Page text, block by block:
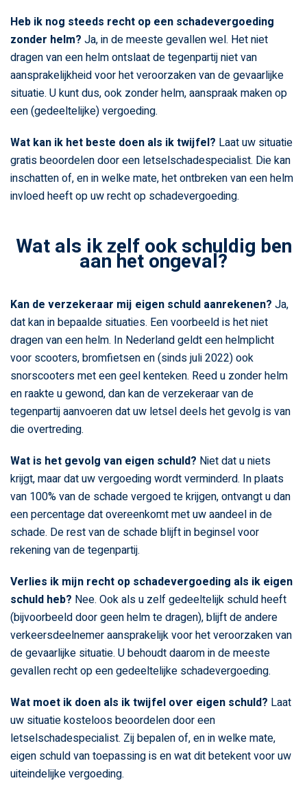
Heb ik nog steeds recht op een schadevergoeding
zonder helm? Ja, in de meeste gevallen wel. Het niet
dragen van een helm ontslaat de tegenpartij niet van
aansprakelijkheid voor het veroorzaken van de gevaarlijke
situatie. U kunt dus, ook zonder helm, aanspraak maken op
een (gedeeltelijke) vergoeding.
Wat kan ik het beste doen als ik twijfel? Laat uw situatie
gratis beoordelen door een letselschadespecialist. Die kan
inschatten of, en in welke mate, het ontbreken van een helm
invloed heeft op uw recht op schadevergoeding.
Wat als ik zelf ook schuldig ben
aan het ongeval?
Kan de verzekeraar mij eigen schuld aanrekenen? Ja,
dat kan in bepaalde situaties. Een voorbeeld is het niet
dragen van een helm. In Nederland geldt een helmplicht
voor scooters, bromfietsen en (sinds juli 2022) ook
snorscooters met een geel kenteken. Reed u zonder helm
en raakte u gewond, dan kan de verzekeraar van de
tegenpartij aanvoeren dat uw letsel deels het gevolg is van
die overtreding.
Wat is het gevolg van eigen schuld? Niet dat u niets
krijgt, maar dat uw vergoeding wordt verminderd. In plaats
van 100% van de schade vergoed te krijgen, ontvangt u dan
een percentage dat overeenkomt met uw aandeel in de
schade. De rest van de schade blijft in beginsel voor
rekening van de tegenpartij.
Verlies ik mijn recht op schadevergoeding als ik eigen
schuld heb? Nee. Ook als u zelf gedeeltelijk schuld heeft
(bijvoorbeeld door geen helm te dragen), blijft de andere
verkeersdeelnemer aansprakelijk voor het veroorzaken van
de gevaarlijke situatie. U behoudt daarom in de meeste
gevallen recht op een gedeeltelijke schadevergoeding.
Wat moet ik doen als ik twijfel over eigen schuld? Laat
uw situatie kosteloos beoordelen door een
letselschadespecialist. Zij bepalen of, en in welke mate,
eigen schuld van toepassing is en wat dit betekent voor uw
uiteindelijke vergoeding.